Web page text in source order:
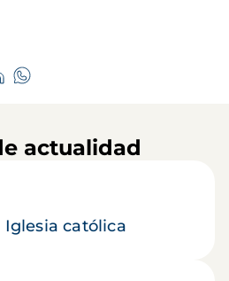
actualidad
católica